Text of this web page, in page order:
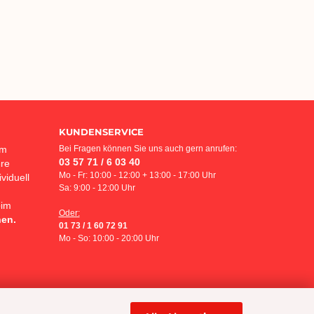
KUNDENSERVICE
Bei Fragen können Sie uns auch gern anrufen:
03 57 71 / 6 03 40
Mo - Fr: 10:00 - 12:00 + 13:00 - 17:00 Uhr
Sa: 9:00 - 12:00 Uhr
Oder:
01 73 / 1 60 72 91
Mo - So: 10:00 - 20:00 Uhr